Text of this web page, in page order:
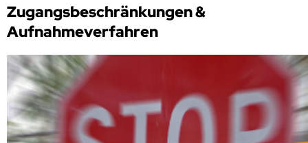
Zugangsbeschränkungen &
Aufnahmeverfahren